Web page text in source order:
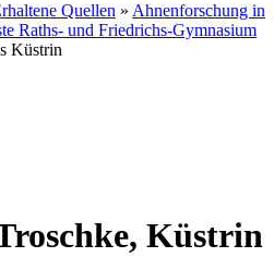
Quellen » Ahnenforschung in
Raths- und Friedrichs-Gymnasium
Küstrin
, Küstrin